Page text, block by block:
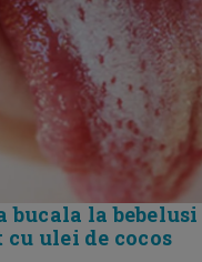
bucala la
ulei de cocos